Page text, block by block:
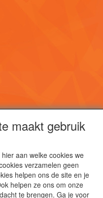
maakt gebruik
aan welke cookies we
verzamelen geen
helpen ons de site en je
helpen ze ons om onze
te brengen. Ga je voor